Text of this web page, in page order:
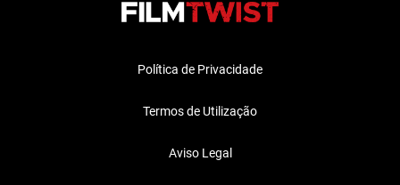
Política de Privacidade
Termos de Utilização
Aviso Legal